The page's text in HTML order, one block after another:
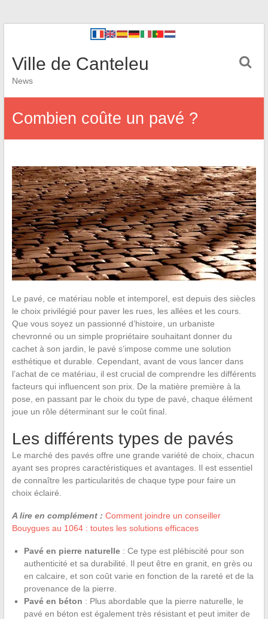
Ville de Canteleu
News
Combien coûte un pavé ?
Le pavé, ce matériau noble et intemporel, est depuis des siècles
le choix privilégié pour paver les rues, les allées et les cours.
Que vous soyez un passionné d’histoire, un urbaniste
chevronné ou un simple propriétaire souhaitant donner du
cachet à son jardin, le pavé s’impose comme une solution
esthétique et durable. Cependant, avant de vous lancer dans
l’achat de ce matériau, il est crucial de comprendre les différents
facteurs qui influencent son prix. De la matière première à la
pose, en passant par le choix du type de pavé, chaque élément
joue un rôle déterminant sur le coût final.
Les différents types de pavés
Le marché des pavés offre une grande variété de choix, chacun
ayant ses propres caractéristiques et avantages. Il est essentiel
de connaître les particularités de chaque type pour faire un
choix éclairé.
A lire en complément : Comment joindre un conseiller
Bouygues au 1064 : toutes les solutions efficaces
Pavé en pierre naturelle: Ce type est plébiscité pour son
authenticité et sa durabilité. Il peut être en granit, en grès ou
en calcaire, et son coût varie en fonction de la rareté et de la
provenance de la pierre.
Pavé en béton : Plus abordable que la pierre naturelle, le
pavé en béton est également très résistant et peut imiter de